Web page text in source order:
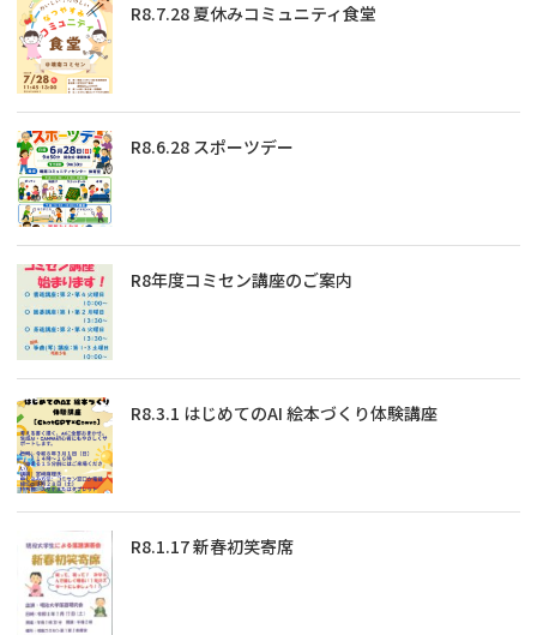
R8.7.28 夏休みコミュニティ食堂
R8.6.28 スポーツデー
R8年度コミセン講座のご案内
R8.3.1 はじめてのAI 絵本づくり体験講座
R8.1.17 新春初笑寄席